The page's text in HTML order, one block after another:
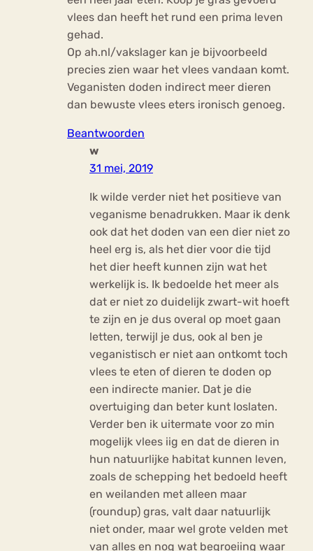
vlees dan heeft het rund een prima leven
gehad.
Op ah.nl/vakslager kan je bijvoorbeeld
precies zien waar het vlees vandaan komt.
Veganisten doden indirect meer dieren
dan bewuste vlees eters ironisch genoeg.
Beantwoorden
w
31 mei, 2019
Ik wilde verder niet het positieve van
veganisme benadrukken. Maar ik denk
ook dat het doden van een dier niet zo
heel erg is, als het dier voor die tijd
het dier heeft kunnen zijn wat het
werkelijk is. Ik bedoelde het meer als
dat er niet zo duidelijk zwart-wit hoeft
te zijn en je dus overal op moet gaan
letten, terwijl je dus, ook al ben je
veganistisch er niet aan ontkomt toch
vlees te eten of dieren te doden op
een indirecte manier. Dat je die
overtuiging dan beter kunt loslaten.
Verder ben ik uitermate voor zo min
mogelijk vlees iig en dat de dieren in
hun natuurlijke habitat kunnen leven,
zoals de schepping het bedoeld heeft
en weilanden met alleen maar
(roundup) gras, valt daar natuurlijk
niet onder, maar wel grote velden met
van alles en nog wat begroeiing waar